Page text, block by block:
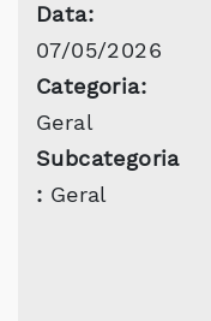
Data:
07/05/2026
Categoria:
Geral
Subcategoria
: Geral